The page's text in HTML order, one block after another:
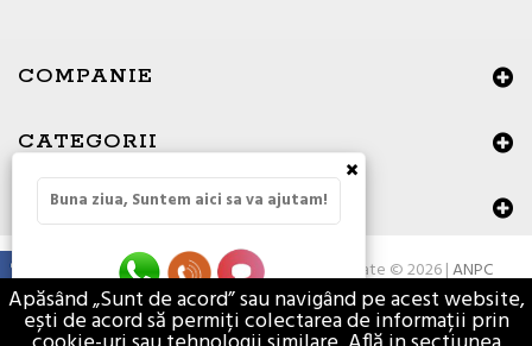
COMPANIE
CATEGORII
DATE DE CONTACT
Toate drepturile rezervate © 2026 |ANPC
Apăsând „Sunt de acord” sau navigând pe acest website,
ești de acord să permiți colectarea de informații prin
×
Buna ziua, Suntem aici sa va ajutam!